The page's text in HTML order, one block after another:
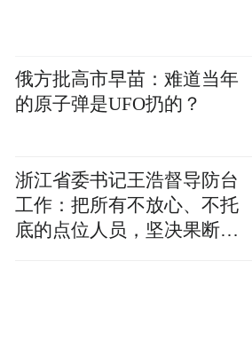
俄方批高市早苗：难道当年
的原子弹是UFO扔的？
浙江省委书记王浩督导防台
工作：把所有不放心、不托
底的点位人员，坚决果断转